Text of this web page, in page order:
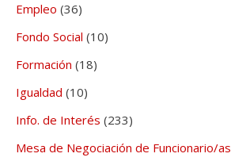
Empleo (36)
Fondo Social (10)
Formación (18)
Igualdad (10)
Info. de Interés (233)
Mesa de Negociación de Funcionario/as